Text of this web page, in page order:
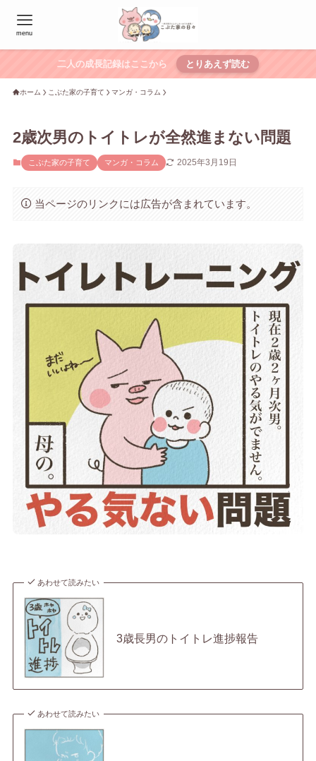
menu
二人の成長記録はここから とりあえず読む
ホーム こぶた家の子育て マンガ・コラム
2歳次男のトイトレが全然進まない問題
こぶた家の子育て マンガ・コラム 2025年3月19日
当ページのリンクには広告が含まれています。
あわせて読みたい
3歳長男のトイトレ進捗報告
あわせて読みたい